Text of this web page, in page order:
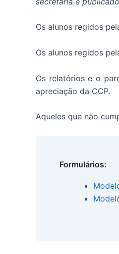
Os alunos regidos
Os alunos regidos
Os relatórios e o
apreciação da CCP.
Aqueles que não
Formulários: